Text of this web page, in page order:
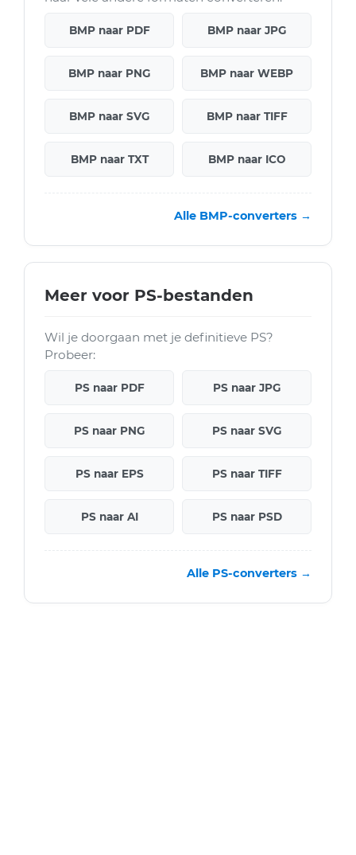
BMP naar PDF BMP naar JPG
BMP naar PNG BMP naar WEBP
BMP naar SVG BMP naar TIFF
BMP naar TXT BMP naar ICO
Alle BMP-converters →
Meer voor PS-bestanden
Wil je doorgaan met je definitieve PS?
Probeer:
PS naar PDF PS naar JPG
PS naar PNG PS naar SVG
PS naar EPS PS naar TIFF
PS naar AI PS naar PSD
Alle PS-converters →